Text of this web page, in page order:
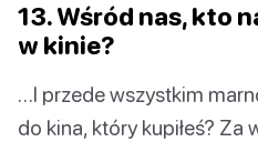
13. Wśród nas, kto
w kinie?
…I przede wszystkim
do kina, który kupiłeś? Za